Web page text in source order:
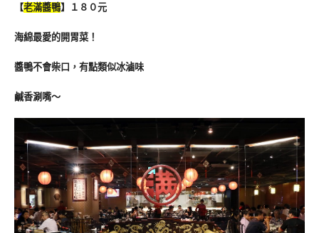
【老滿醬鴨】１８０元
海綿最愛的開胃菜！
醬鴨不會柴口，有點類似冰滷味
鹹香涮嘴～